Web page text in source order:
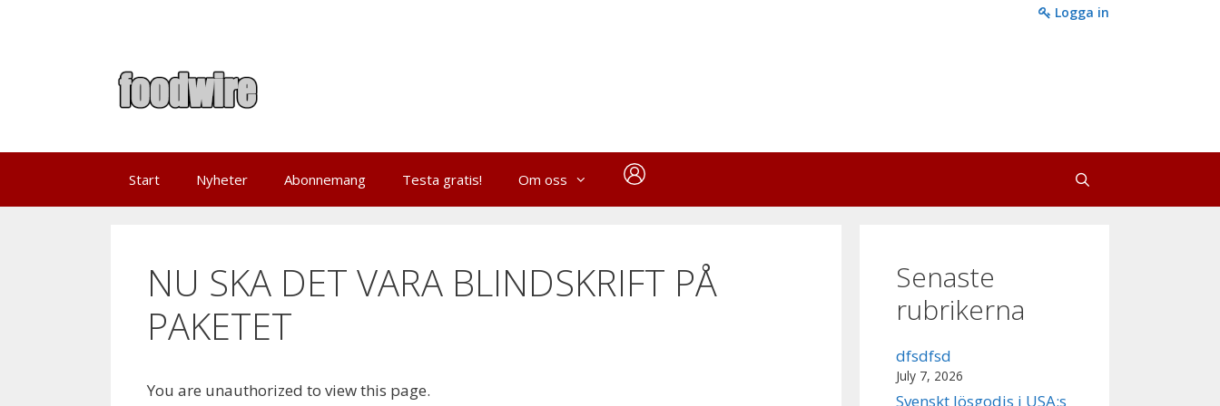
Logga in
Start Nyheter Abonnemang Testa gratis! Om oss
NU SKA DET VARA BLINDSKRIFT PÅ
PAKETET
You are unauthorized to view this page.
Senaste
rubrikerna
dfsdfsd
July 7, 2026
Svenskt lösgodis i USA:s